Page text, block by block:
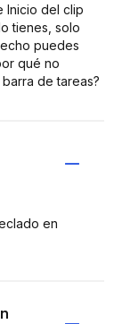
Inicio del clip
tienes, solo
puedes
qué no
de tareas?
en